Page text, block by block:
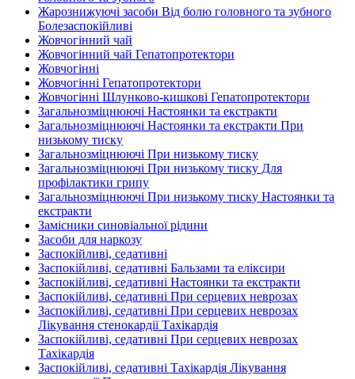
Жарознижуючі засоби Від болю головного та зубного
Болезаспокійливі
Жовчогінний чай
Жовчогінний чай Гепатопротектори
Жовчогінні
Жовчогінні Гепатопротектори
Жовчогінні Шлунково-кишкові Гепатопротектори
Загальнозміцнюючі Настоянки та екстракти
Загальнозміцнюючі Настоянки та екстракти При
низькому тиску
Загальнозміцнюючі При низькому тиску
Загальнозміцнюючі При низькому тиску Для
профілактики грипу
Загальнозміцнюючі При низькому тиску Настоянки та
екстракти
Замісники синовіальної рідини
Засоби для наркозу
Заспокійливі, седативні
Заспокійливі, седативні Бальзами та еліксири
Заспокійливі, седативні Настоянки та екстракти
Заспокійливі, седативні При серцевих неврозах
Заспокійливі, седативні При серцевих неврозах
Лікування стенокардії Тахікардія
Заспокійливі, седативні При серцевих неврозах
Тахікардія
Заспокійливі, седативні Тахікардія Лікування